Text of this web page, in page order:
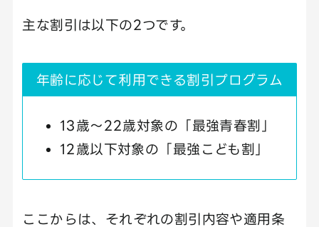
主な割引は以下の2つです。
年齢に応じて利用できる割引プログラム
13歳〜22歳対象の「最強青春割」
12歳以下対象の「最強こども割」
ここからは、それぞれの割引内容や適用条